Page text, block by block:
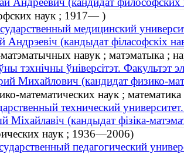
наук ; 1917— )
медицинский
Андрэевіч (кандыдат філасофскіх
навук ; матэматыка ;
тэхнічны ўніверсітэт. Факультэт
Михайлович (кандидат физико-
математических наук ;
технический
Міхайлавіч (кандыдат фізіка-
наук ; 1936—2006)
педагогический